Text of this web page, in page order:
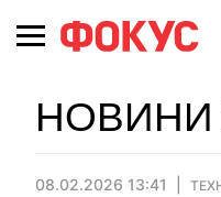
08.02.2026 13:41